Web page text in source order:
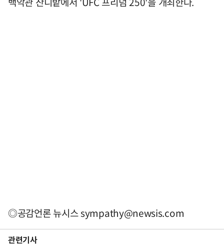
◎공감언론 뉴시스sympathy@newsis.com
관련기사